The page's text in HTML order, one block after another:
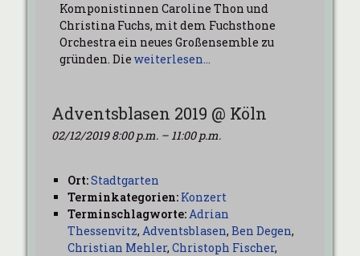
Komponistinnen Caroline Thon und
Christina Fuchs, mit dem Fuchsthone
Orchestra ein neues Großensemble zu
gründen. Die weiterlesen…
Adventsblasen 2019 @ Köln
02/12/2019 8:00 p.m. – 11:00 p.m.
Ort:Stadtgarten
Terminkategorien: Konzert
Terminschlagworte:Adrian
Thessenvitz, Adventsblasen, Ben Degen,
Christian Mehler, Christoph Fischer,